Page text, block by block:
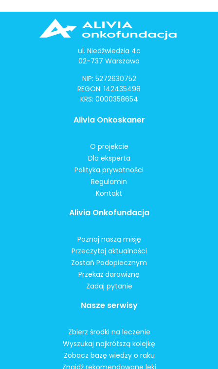
ul. Niedźwiedzia 4c
02-737 Warszawa
NIP: 5272630752
REGON: 142435498
KRS: 0000358654
Alivia Onkoskaner
O projekcie
Dla eksperta
Polityka prywatności
Regulamin
Kontakt
Alivia Onkofundacja
Poznaj naszą misję
Przeczytaj aktualności
Zostań Podopiecznym
Przekaż darowiznę
Zadaj pytanie
Nasze serwisy
Zbierz środki na leczenie
Wyszukaj najkrótszą kolejkę
Zobacz bazę wiedzy o raku
Znajdź rekomendowane leki